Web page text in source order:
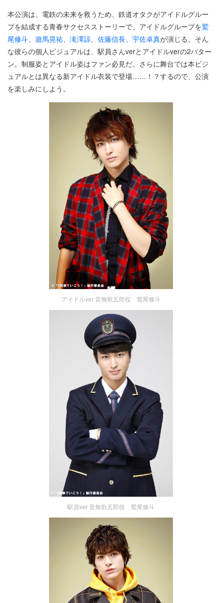
本公演は、電鉄の未来を救うため、鉄道オタクがアイドルグルー
プを結成する青春サクセスストーリーで、アイドルグループを鷲
尾修斗、 遊馬晃祐、 滝澤諒、 佐藤信長、 宇佐卓真が演じる。そん
な彼らの個人ビジュアルは、駅員さんverとアイドルverの2パター
ン。制服姿とアイドル姿はファン必見だ。さらに舞台では本ビジ
ュアルとは異なる新アイドル衣装で登場……！？するので、公演
を楽しみにしよう。
アイドルver 音無歌五郎役 鷲尾修斗
駅員ver 音無歌五郎役 鷲尾修斗